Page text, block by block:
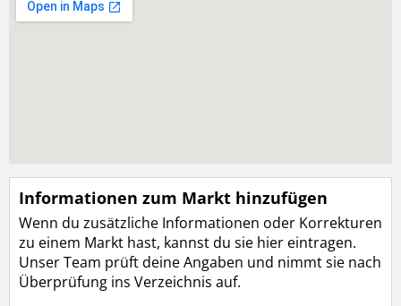
Informationen zum Markt hinzufügen
Wenn du zusätzliche Informationen oder Korrekturen
zu einem Markt hast, kannst du sie hier eintragen.
Unser Team prüft deine Angaben und nimmt sie nach
Überprüfung ins Verzeichnis auf.